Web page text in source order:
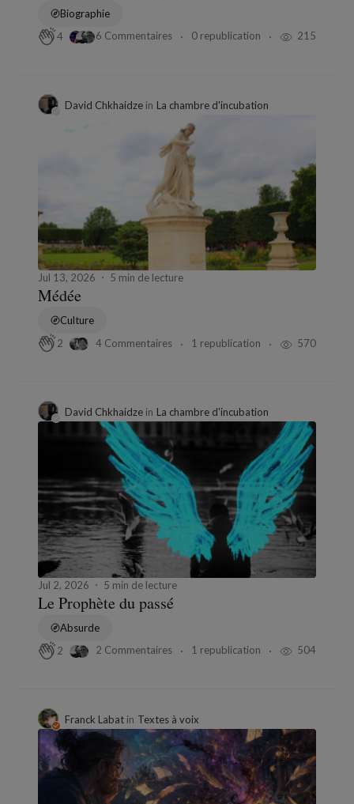
Biographie
4
6 Commentaires 0 republication 215
David Chkhaidze in La chambre d'incubation
Jul 13, 2026 5 min de lecture
Médée
Culture
2
4 Commentaires 1 republication 570
David Chkhaidze in La chambre d'incubation
Jul 2, 2026 5 min de lecture
Le Prophète du passé
Absurde
2
2 Commentaires 1 republication 504
Franck Labat in Textes à voix